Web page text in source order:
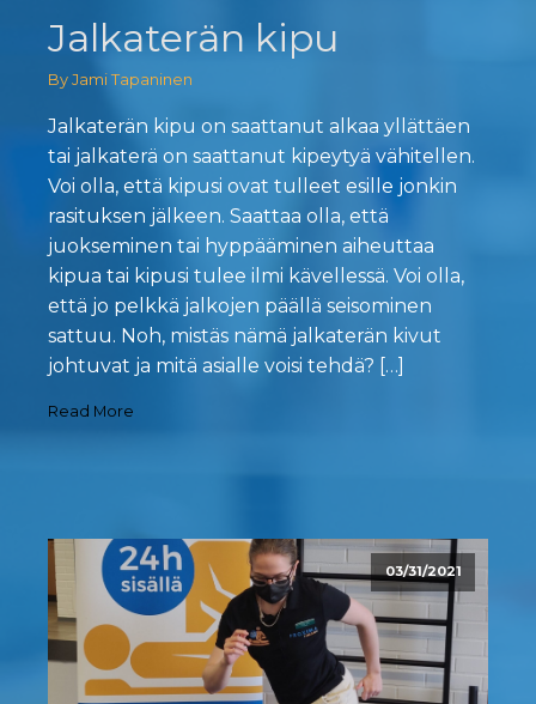
Jalkaterän kipu
By Jami Tapaninen
Jalkaterän kipu on saattanut alkaa yllättäen
tai jalkaterä on saattanut kipeytyä vähitellen.
Voi olla, että kipusi ovat tulleet esille jonkin
rasituksen jälkeen. Saattaa olla, että
juokseminen tai hyppääminen aiheuttaa
kipua tai kipusi tulee ilmi kävellessä. Voi olla,
että jo pelkkä jalkojen päällä seisominen
sattuu. Noh, mistäs nämä jalkaterän kivut
johtuvat ja mitä asialle voisi tehdä? […]
Read More
03/31/2021